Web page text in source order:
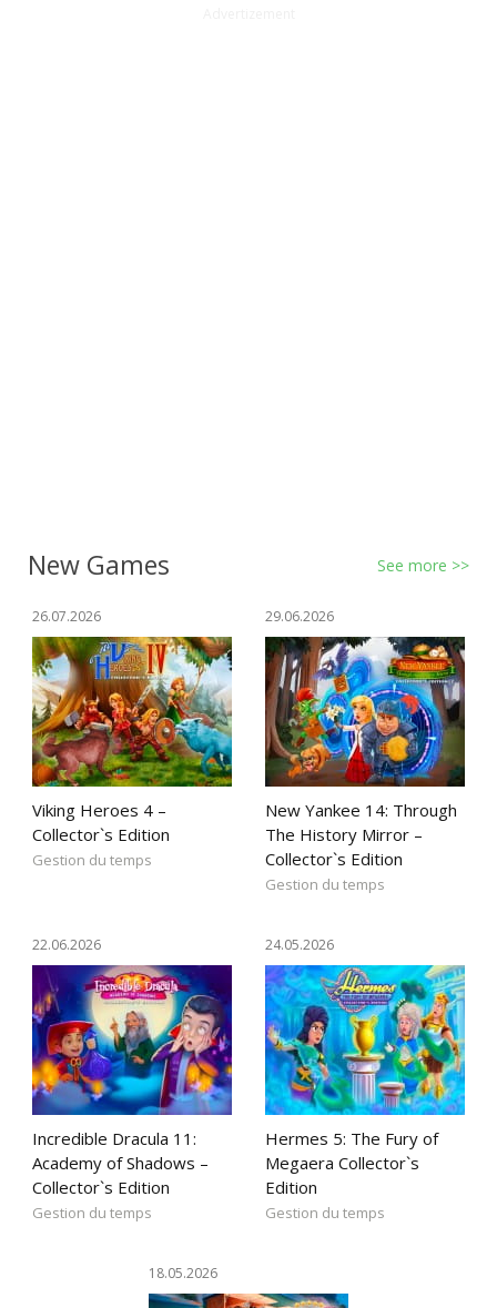
New Games See more >>
26.07.2026
Viking Heroes 4 –
Collector`s Edition
Gestion du temps
29.06.2026
New Yankee 14: Through
The History Mirror –
Collector`s Edition
Gestion du temps
22.06.2026
Incredible Dracula 11:
Academy of Shadows –
Collector`s Edition
Gestion du temps
24.05.2026
Hermes 5: The Fury of
Megaera Collector`s
Edition
Gestion du temps
18.05.2026